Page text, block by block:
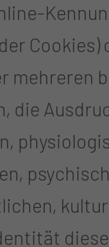
Cookies)
mehreren
die